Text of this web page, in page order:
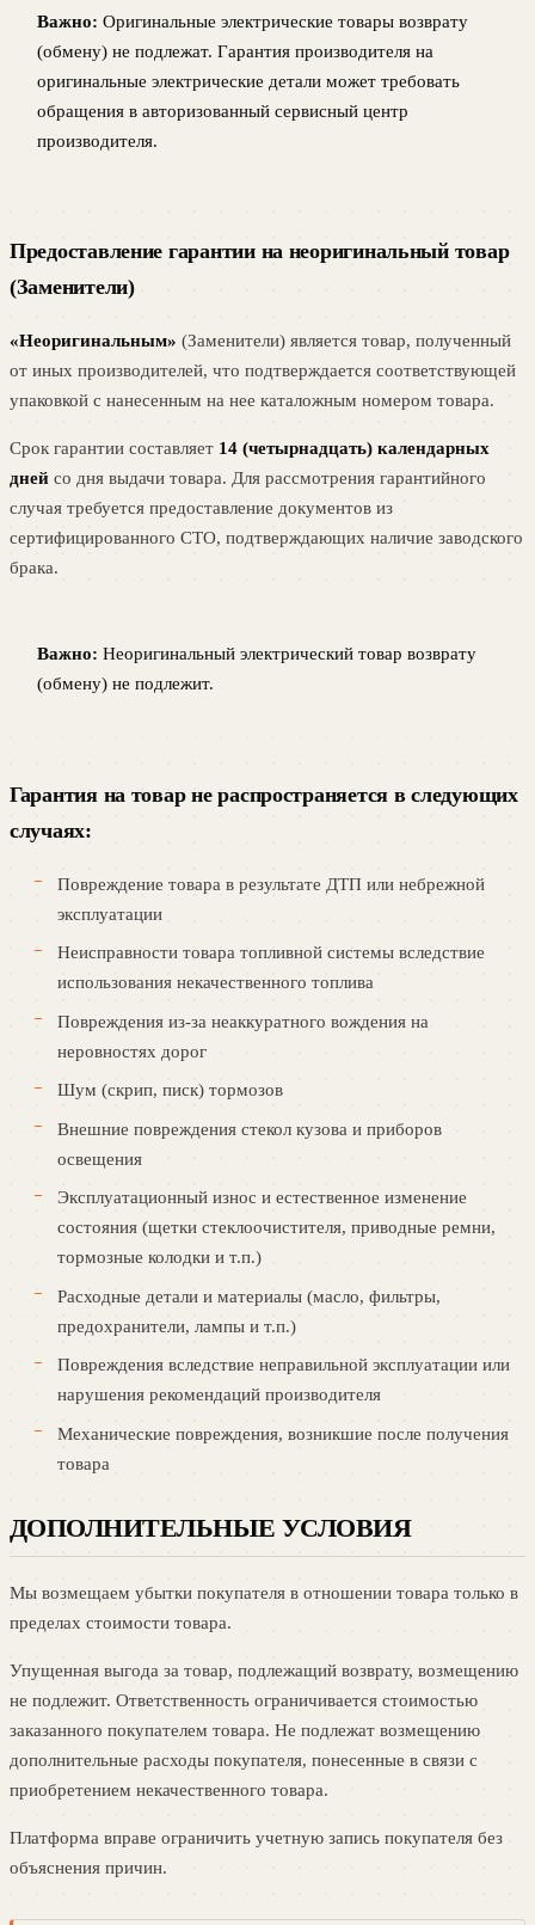
Важно: Оригинальные электрические товары возврату
(обмену) не подлежат. Гарантия производителя на
оригинальные электрические детали может требовать
обращения в авторизованный сервисный центр
производителя.
Предоставление гарантии на неоригинальный товар
(Заменители)
«Неоригинальным» (Заменители) является товар, полученный
от иных производителей, что подтверждается соответствующей
упаковкой с нанесенным на нее каталожным номером товара.
Срок гарантии составляет 14 (четырнадцать) календарных
дней со дня выдачи товара. Для рассмотрения гарантийного
случая требуется предоставление документов из
сертифицированного СТО, подтверждающих наличие заводского
брака.
Важно: Неоригинальный электрический товар возврату
(обмену) не подлежит.
Гарантия на товар не распространяется в следующих
случаях:
Повреждение товара в результате ДТП или небрежной
эксплуатации
Неисправности товара топливной системы вследствие
использования некачественного топлива
Повреждения из-за неаккуратного вождения на
неровностях дорог
Шум (скрип, писк) тормозов
Внешние повреждения стекол кузова и приборов
освещения
Эксплуатационный износ и естественное изменение
состояния (щетки стеклоочистителя, приводные ремни,
тормозные колодки и т.п.)
Расходные детали и материалы (масло, фильтры,
предохранители, лампы и т.п.)
Повреждения вследствие неправильной эксплуатации или
нарушения рекомендаций производителя
Механические повреждения, возникшие после получения
товара
ДОПОЛНИТЕЛЬНЫЕ УСЛОВИЯ
Мы возмещаем убытки покупателя в отношении товара только в
пределах стоимости товара.
Упущенная выгода за товар, подлежащий возврату, возмещению
не подлежит. Ответственность ограничивается стоимостью
заказанного покупателем товара. Не подлежат возмещению
дополнительные расходы покупателя, понесенные в связи с
приобретением некачественного товара.
Платформа вправе ограничить учетную запись покупателя без
объяснения причин.